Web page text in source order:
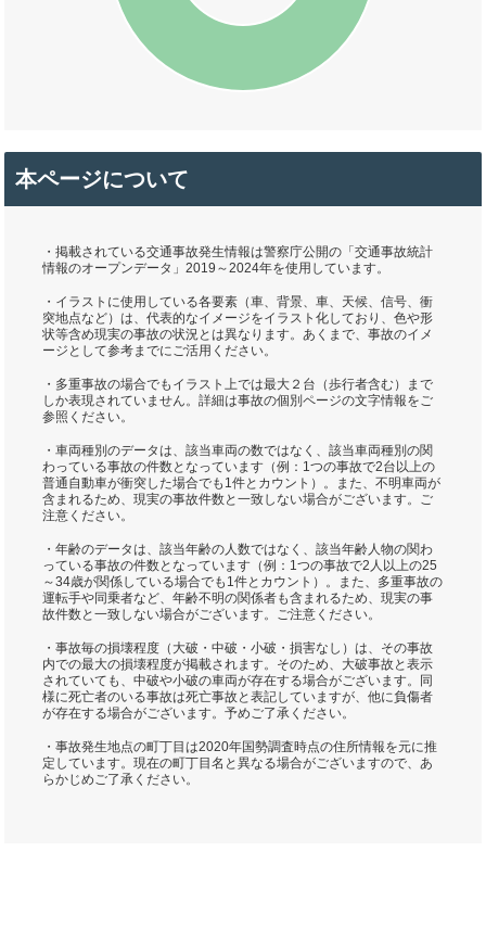
本ページについて
・掲載されている交通事故発生情報は警察庁公開の「交通事故統計
情報のオープンデータ」2019～2024年を使用しています。
・イラストに使用している各要素（車、背景、車、天候、信号、衝
突地点など）は、代表的なイメージをイラスト化しており、色や形
状等含め現実の事故の状況とは異なります。あくまで、事故のイメ
ージとして参考までにご活用ください。
・多重事故の場合でもイラスト上では最大２台（歩行者含む）まで
しか表現されていません。詳細は事故の個別ページの文字情報をご
参照ください。
・車両種別のデータは、該当車両の数ではなく、該当車両種別の関
わっている事故の件数となっています（例：1つの事故で2台以上の
普通自動車が衝突した場合でも1件とカウント）。また、不明車両が
含まれるため、現実の事故件数と一致しない場合がございます。ご
注意ください。
・年齢のデータは、該当年齢の人数ではなく、該当年齢人物の関わ
っている事故の件数となっています（例：1つの事故で2人以上の25
～34歳が関係している場合でも1件とカウント）。また、多重事故の
運転手や同乗者など、年齢不明の関係者も含まれるため、現実の事
故件数と一致しない場合がございます。ご注意ください。
・事故毎の損壊程度（大破・中破・小破・損害なし）は、その事故
内での最大の損壊程度が掲載されます。そのため、大破事故と表示
されていても、中破や小破の車両が存在する場合がございます。同
様に死亡者のいる事故は死亡事故と表記していますが、他に負傷者
が存在する場合がございます。予めご了承ください。
・事故発生地点の町丁目は2020年国勢調査時点の住所情報を元に推
定しています。現在の町丁目名と異なる場合がございますので、あ
らかじめご了承ください。